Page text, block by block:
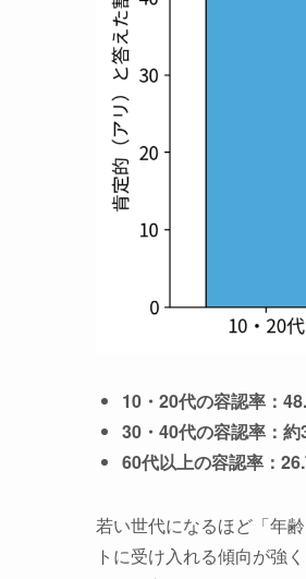
10・20代の容認率：
30・40代の容認率：約
60代以上の容認率：
若い世代になるほど「年
トに受け入れる傾向が強